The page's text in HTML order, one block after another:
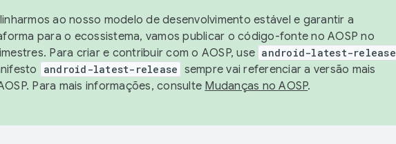
ao nosso modelo de desenvolvimento estável e garantir a
para o ecossistema, vamos publicar o código-fonte no AOSP no
Para criar e contribuir com o AOSP, use android-latest-release
android-latest-release sempre vai referenciar a versão mais
Para mais informações, consulte Mudanças no AOSP.